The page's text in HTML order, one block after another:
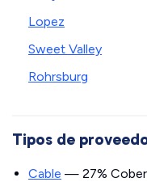
Lopez
Sweet Valley
Rohrsburg
Tipos de
Cable — 27%